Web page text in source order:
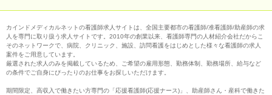
カインドメディカルネットの看護師求人サイトは、全国主要都市の看護師/准看護師/助産師の求
人を専門に取り扱う求人サイトです。2010年の創業以来、看護師専門の人材紹介会社だからこ
そのネットワークで、病院、クリニック、施設、訪問看護をはじめとした様々な看護師の求人
案件をご用意しています。
厳選された求人のみを掲載しているため、ご希望の雇用形態、勤務体制、勤務場所、給与など
の条件でご自身にぴったりのお仕事をお探しいただけます。
期間限定、高収入で働きたい方専門の「応援看護師(応援ナース)」、助産師さん・産科で働きた